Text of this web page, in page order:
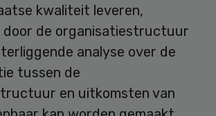
kwaliteit leveren,
de organisatiestructuur
analyse over de
tussen de
en uitkomsten van